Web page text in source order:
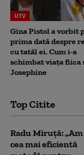
UTV
Gina Pistol a vorbit
prima dată despre
cu tatăl ei. Cum i-a
schimbat viața fiica
Josephine
Top Citite
Radu Miruță:
cea mai eficientă